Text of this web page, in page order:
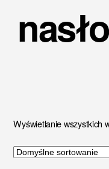
Wyświetlanie wszystkich